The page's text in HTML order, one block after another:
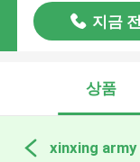
지금
상품
xinxing